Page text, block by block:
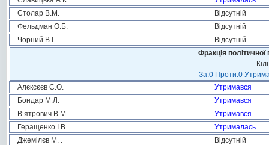
Столар В.М.
Відсутній
Фельдман О.Б.
Відсутній
Чорний В.І.
Відсутній
Фракція
За:0 Проти:0
Алєксєєв С.О.
Утримався
Бондар М.Л.
Утримався
В’ятрович В.М.
Утримався
Геращенко І.В.
Утрималась
Джемілєв М. .
Відсутній